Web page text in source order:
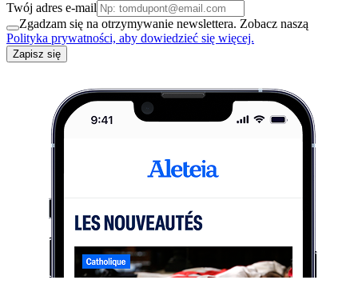
Twój adres e-mail
Zgadzam się na otrzymywanie newslettera. Zobacz naszą
Polityka prywatności, aby dowiedzieć się więcej.
Zapisz się